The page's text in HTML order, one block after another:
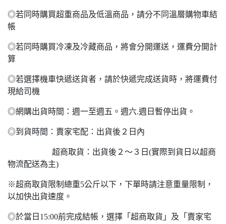
◎若同時購買超重商品及低溫商品，請分不同溫層購物車結
帳
◎若同時購買冷凍及冷藏商品，將會分開運送，運費分開計
算
◎若選擇機車快遞送貨者，請於快遞完成送貨時，將運費付
現給司機
◎網購出貨時間：週一至週五。週六.週日暫停出貨。
◎到貨時間：賣家宅配：出貨後２日內
超商取貨：出貨後２～３日(實際到貨日以超商
物流配送為主)
※超商取貨限制總重5公斤以下，下單時請注意重量限制，
以加快出貨速度。
◎於當日15:00前完成結帳，選擇「超商取貨」及「賣家宅